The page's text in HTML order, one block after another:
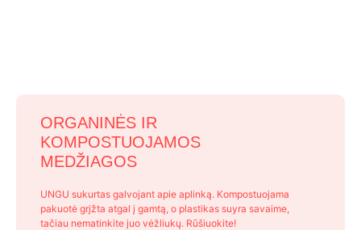
ORGANINĖS IR
KOMPOSTUOJAMOS
MEDŽIAGOS
UNGU sukurtas galvojant apie aplinką. Kompostuojama
pakuotė grįžta atgal į gamtą, o plastikas suyra savaime,
tačiau nematinkite juo vėžliukų. Rūšiuokite!